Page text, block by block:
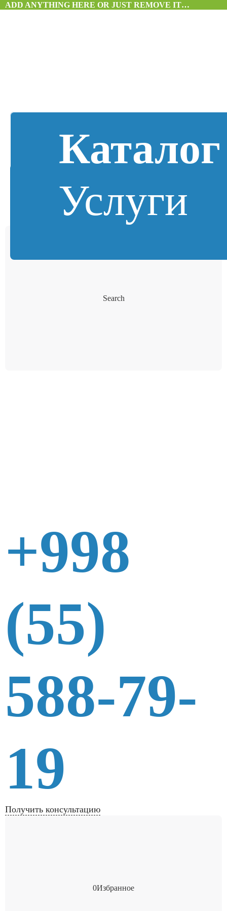
ADD ANYTHING HERE OR JUST REMOVE IT…
Каталог
Услуги
Search
+998
(55)
588-79-
19
Получить консультацию
0Избранное